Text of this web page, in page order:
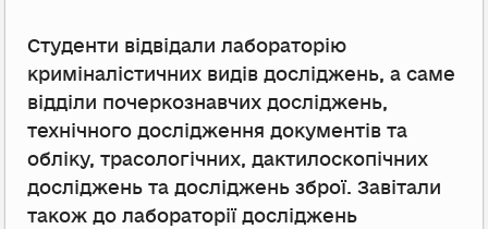
Студенти відвідали лабораторію
криміналістичних видів досліджень, а саме
відділи почеркознавчих досліджень,
технічного дослідження документів та
обліку, трасологічних, дактилоскопічних
досліджень та досліджень зброї. Завітали
також до лабораторії досліджень